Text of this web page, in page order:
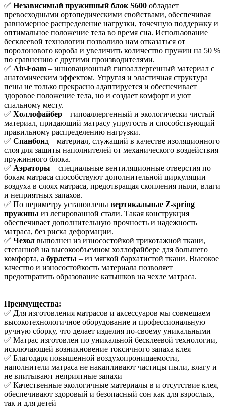
✅ Независимый пружинный блок S600 обладает
превосходными ортопедическими свойствами, обеспечивая
равномерное распределение нагрузки, точечную поддержку и
оптимальное положение тела во время сна. Использование
бесклеевой технологии позволило нам отказаться от
поролонового короба и увеличить количество пружин на 50 %
по сравнению с другими производителями.
✅ Air-Foam – инновационный гипоаллергенный материал с
анатомическим эффектом. Упругая и эластичная структура
пены не только прекрасно адаптируется и обеспечивает
здоровое положение тела, но и создает комфорт и уют
спальному месту.
✅ Холлофайбер – гипоаллергенный и экологически чистый
материал, придающий матрасу упругость и способствующий
правильному распределению нагрузки.
✅ Спанбонд – материал, служащий в качестве изоляционного
слоя для защиты наполнителей от механического воздействия
пружинного блока.
✅ Аэраторы – специальные вентиляционные отверстия по
бокам матраса способствуют дополнительной циркуляции
воздуха в слоях матраса, предотвращая скопления пыли, влаги
и неприятных запахов.
✅ По периметру установлены вертикальные Z-spring
пружины из легированной стали. Такая конструкция
обеспечивает дополнительную прочность и надежность
матраса, без риска деформации.
✅ Чехол выполнен из износостойкой трикотажной ткани,
стеганной на высокообъемном холлофайбере для большего
комфорта, а бурлеты – из мягкой бархатистой ткани. Высокое
качество и износостойкость материала позволяет
предотвратить образование катышков на чехле матраса.
Преимущества:
✅ Для изготовления матрасов и аксессуаров мы совмещаем
высокотехнологичное оборудование и профессиональную
ручную сборку, что делает изделия по-своему уникальными
✅ Матрас изготовлен по уникальной бесклеевой технологии,
исключающей возникновение токсичного запаха клея
✅ Благодаря повышенной воздухопроницаемости,
наполнители матраса не накапливают частицы пыли, влагу и
не впитывают неприятные запахи
✅ Качественные экологичные материалы в и отсутствие клея,
обеспечивают здоровый и безопасный сон как для взрослых,
так и для детей